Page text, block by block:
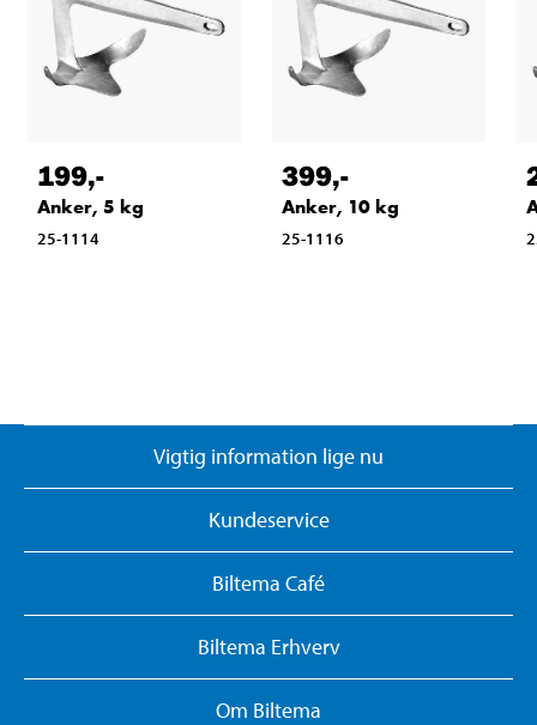
199,-
Anker, 5 kg
25-1114
399,-
Anker, 10 kg
25-1116
Vigtig information lige nu
Kundeservice
Biltema Café
Biltema Erhverv
Om Biltema